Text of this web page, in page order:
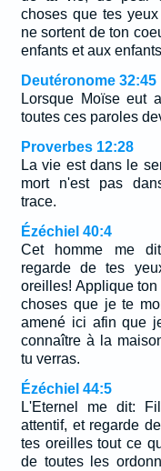
choses que tes
ne sortent de ton
enfants et aux
Deutéronome 32:45
Lorsque Moïse eut
toutes ces paroles
Proverbes 12:28
La vie est dans le
mort n'est pas
trace.
Ézéchiel 40:4
Cet homme me
regarde de tes
oreilles! Applique
choses que je te
amené ici afin que
connaître à la
tu verras.
Ézéchiel 44:5
L'Eternel me dit:
attentif, et regarde
tes oreilles tout ce
de toutes les